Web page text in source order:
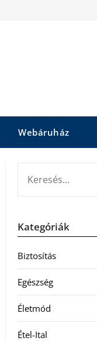
Webáruház
Kategóriák
Biztosítás
Egészség
Életmód
Étel-Ital